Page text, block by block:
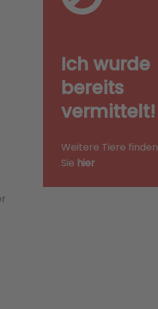
Ich wurde
bereits
vermittelt!
Weitere Tiere finden
Sie hier